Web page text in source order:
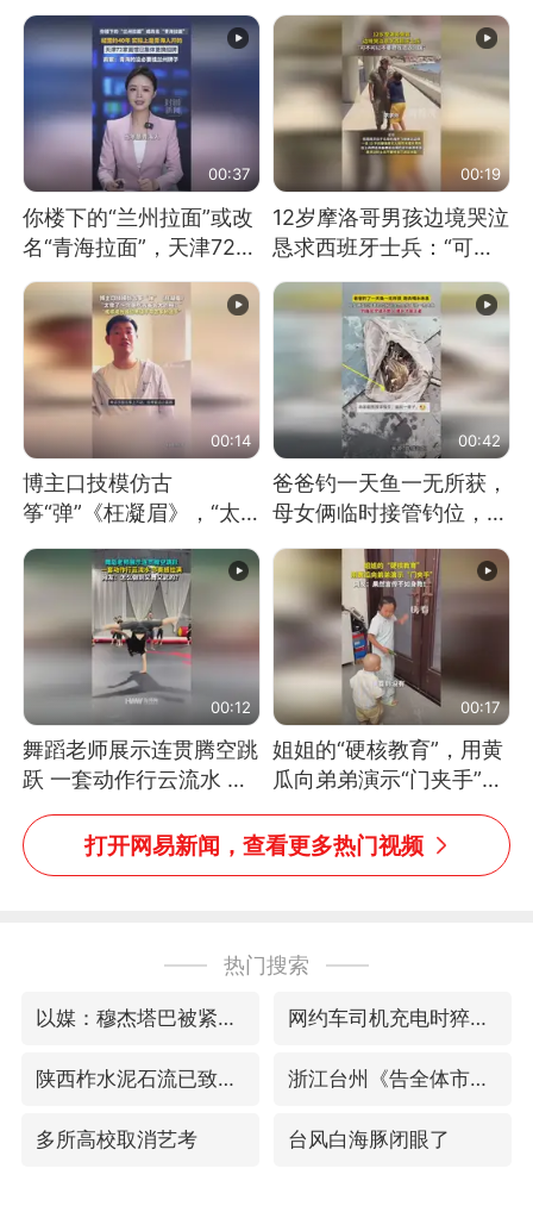
00:37
你楼下的“兰州拉面”或改
名“青海拉面”，天津72家
面馆已集体更换招牌
00:19
12岁摩洛哥男孩边境哭泣
恳求西班牙士兵：“可不
可以不要把我遣返回国”
00:14
博主口技模仿古
筝“弹”《枉凝眉》，“太
像了～你是吃古筝长大的
吗？”“或将成为首位考级
不带古筝的选手。”（来
源：新华每日电讯）
00:42
爸爸钓一天鱼一无所获，
母女俩临时接管钓位，用
玩具鱼竿钓上大鱼
00:12
舞蹈老师展示连贯腾空跳
跃 一套动作行云流水 节
奏感拉满 网友：怎么做
到又舞又武的？
00:17
姐姐的“硬核教育”，用黄
瓜向弟弟演示“门夹手”，
网友：果然言传不如身
教！
打开网易新闻，查看更多热门视频
热门搜索
以媒：穆杰塔巴被紧急送医情况危急 网约车司机充电时猝死保险拒赔
陕西柞水泥石流已致2死 仍有1人失联 浙江台州《告全体市民书》
多所高校取消艺考 台风白海豚闭眼了